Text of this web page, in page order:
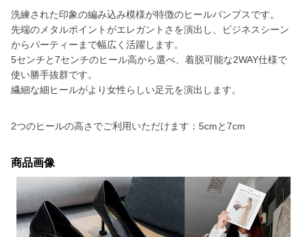
洗練された印象の編み込み模様が特徴のヒールパンプスです。
先端のメタルポイントがエレガントさを演出し、ビジネスシーン
からパーティーまで幅広く活躍します。
5センチと7センチのヒール高から選べ、着脱可能な2WAY仕様で
使い勝手抜群です。
繊細な細ヒールがより女性らしい足元を演出します。
2つのヒールの高さでご利用いただけます：5cmと7cm
商品画像